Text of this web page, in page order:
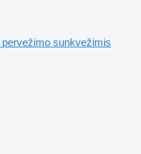
sunkvežimis